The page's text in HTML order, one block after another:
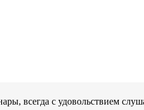
всегда с удовольствием